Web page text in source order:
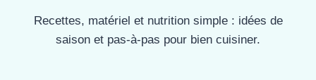
Recettes, matériel et nutrition simple : idées de
saison et pas-à-pas pour bien cuisiner.